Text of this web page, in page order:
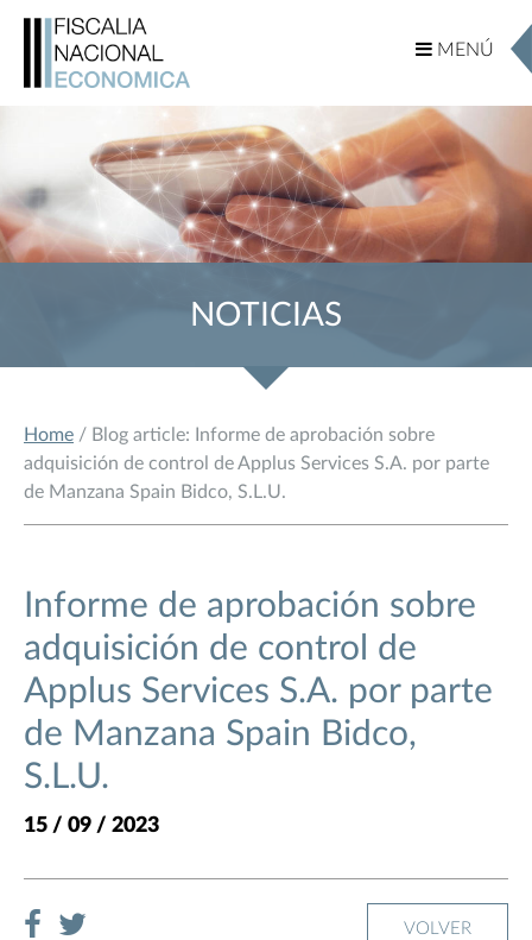
MENÚ
MENÚ
NOTICIAS
Home / Blog article: Informe de aprobación sobre
adquisición de control de Applus Services S.A. por parte
de Manzana Spain Bidco, S.L.U.
Informe de aprobación sobre
adquisición de control de
Applus Services S.A. por parte
de Manzana Spain Bidco,
S.L.U.
15 / 09 / 2023
VOLVER